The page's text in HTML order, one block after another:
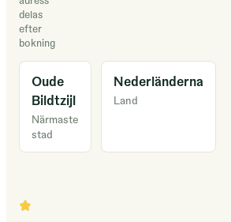
delas
efter
bokning
Oude
Bildtzijl
Närmaste
stad
Nederländerna
Land